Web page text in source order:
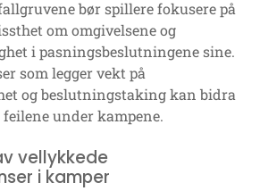
bør spillere fokusere på
om omgivelsene og
i pasningsbeslutningene sine.
som legger vekt på
og beslutningstaking kan bidra
under kampene.
vellykkede
i kamper